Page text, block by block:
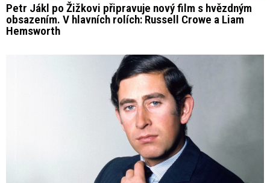
Petr Jákl po Žižkovi připravuje nový film s hvězdným
obsazením. V hlavních rolích: Russell Crowe a Liam
Hemsworth